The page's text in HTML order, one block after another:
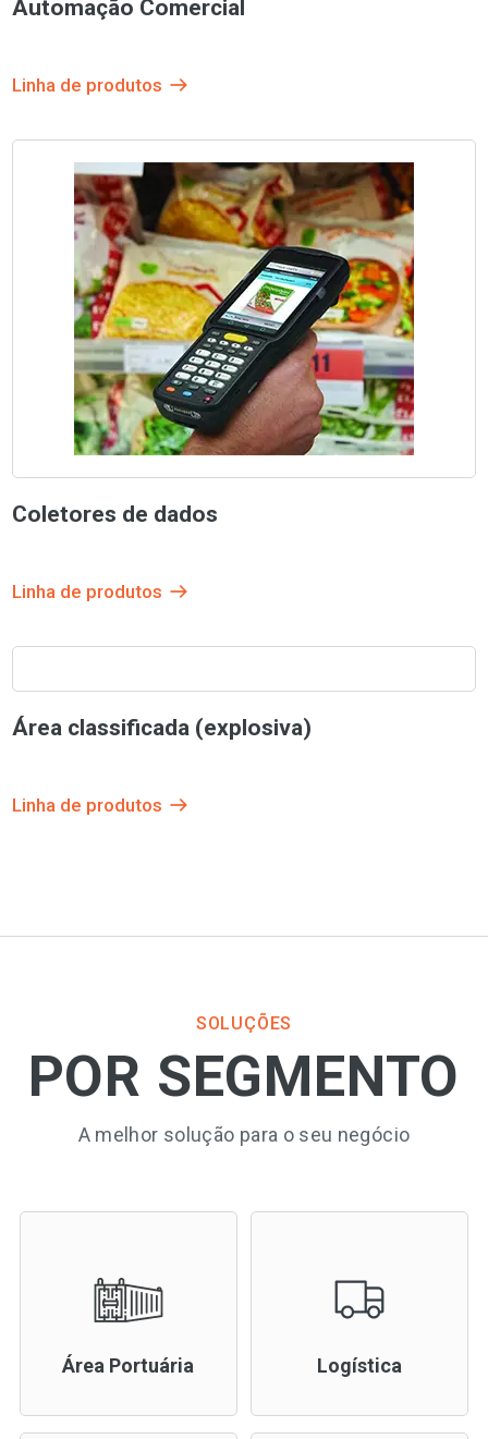
Automação Comercial
Linha de produtos
Coletores de dados
Linha de produtos
Área classificada (explosiva)
Linha de produtos
SOLUÇÕES
POR SEGMENTO
A melhor solução para o seu negócio
Área Portuária Logística